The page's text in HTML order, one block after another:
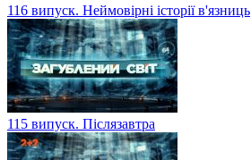
116 випуск. Неймовірні історії в'язниць
115 випуск. Післязавтра